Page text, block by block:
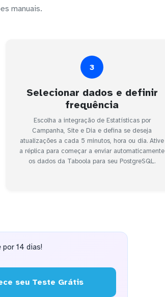
manuais.
3
Selecionar dados e definir
frequência
Escolha a integração de Estatísticas por
Campanha, Site e Dia e defina se deseja
atualizações a cada 5 minutos, hora ou dia. Ative
a réplica para começar a enviar automaticamente
os dados da Taboola para seu PostgreSQL.
14 dias!
seu Teste Grátis